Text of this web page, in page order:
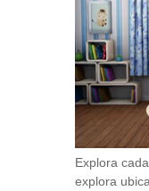
Explora
explora